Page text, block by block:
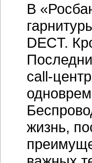
В
DECT.
call-
жизнь,